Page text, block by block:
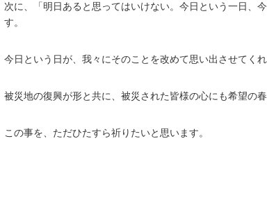
次に、「明日あると思ってはいけない。今日という一日、
す。
今日という日が、我々にそのことを改めて思い出させてくれ
被災地の復興が形と共に、被災された皆様の心にも希望の春
この事を、ただひたすら祈りたいと思います。